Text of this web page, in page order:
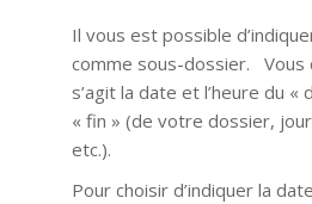
Il vous est possible
comme sous-dossier. Vous
s’agit la date et l’heure du «
« fin » (de votre dossier,
etc.).
Pour choisir d’indiquer la